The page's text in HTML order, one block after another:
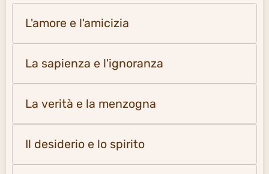
Musica
Citazioni per tema
L'amore e l'amicizia